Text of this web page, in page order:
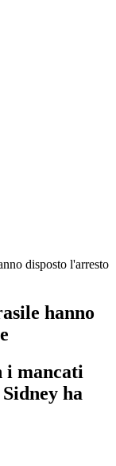
disposto l'arresto
hanno
i mancati
ha